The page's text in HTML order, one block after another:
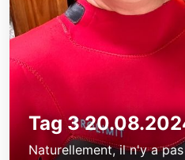
Tag 3
Naturellement, il n'y a